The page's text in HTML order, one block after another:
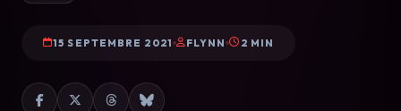
15 SEPTEMBRE 2021 FLYNN 2 MIN